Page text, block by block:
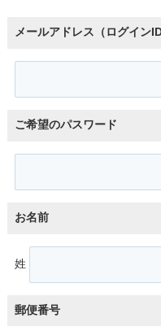
メールアドレス（ログインID
ご希望のパスワード
お名前
姓
郵便番号